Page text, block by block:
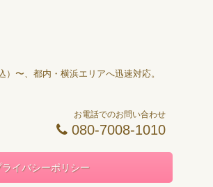
〜、都内・横浜エリアへ迅速対応。
お電話でのお問い合わせ
080-7008-1010
ライバシーポリシー